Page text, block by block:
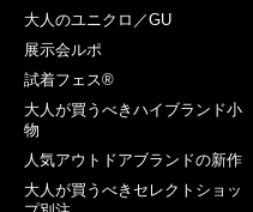
大人のユニクロ／GU
展示会ルポ
試着フェス®︎
大人が買うべきハイブランド小
物
人気アウトドアブランドの新作
大人が買うべきセレクトショッ